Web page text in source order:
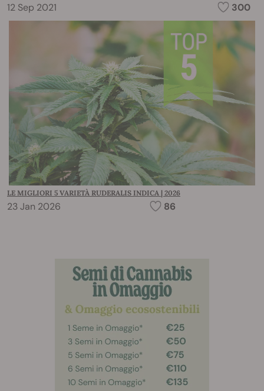
12 Sep 2021 300
LE MIGLIORI 5 VARIETÀ RUDERALIS INDICA | 2026
23 Jan 2026 86